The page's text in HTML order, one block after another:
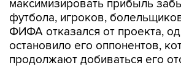
ФИФА отказался от проекта,
остановило его оппонентов,
продолжают добиваться его
УЕФА ФИФА футбол